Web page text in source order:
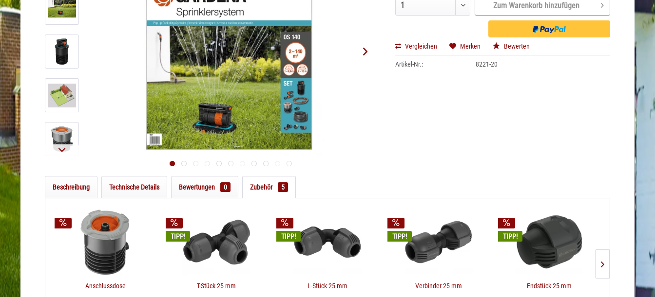
Zum Warenkorb hinzufügen
Vergleichen Merken Bewerten
Artikel-Nr.: 8221-20
Beschreibung Technische Details Bewertungen 0 Zubehör 5
Anschlussdose
TIPP!
T-Stück 25 mm
TIPP!
L-Stück 25 mm
TIPP!
Verbinder 25 mm
TIPP!
Endstück 25 mm